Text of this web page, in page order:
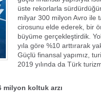
üste rekorlarla
milyar 300 milyon Avro ile
cirosunu elde ederek, bir
büyüme gerçekleştirdik.
yıla göre %10 arttırarak
Güçlü finansal yapımız,
2019 yılında da Türk
milyon koltuk arzı